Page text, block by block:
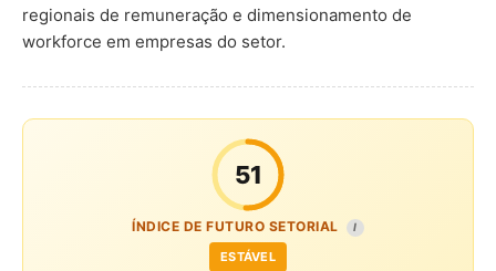
regionais de remuneração e dimensionamento de
workforce em empresas do setor.
51
ÍNDICE DE FUTURO SETORIAL I
ESTÁVEL